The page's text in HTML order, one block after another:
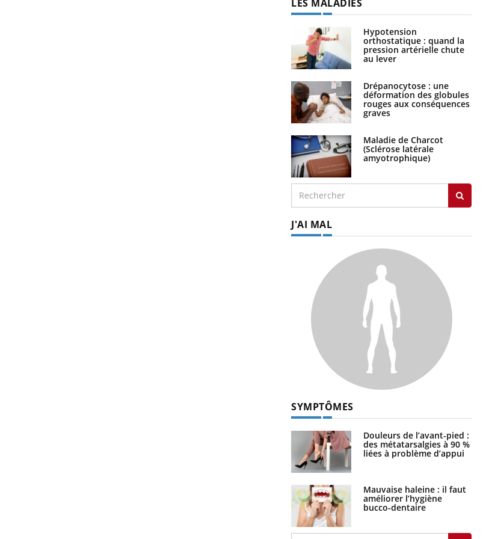
LES MALADIES
Hypotension
orthostatique : quand la
pression artérielle chute
au lever
Drépanocytose : une
déformation des globules
rouges aux conséquences
graves
Maladie de Charcot
(Sclérose latérale
amyotrophique)
J'AI MAL
SYMPTÔMES
Douleurs de l’avant-pied :
des métatarsalgies à 90 %
liées à problème d’appui
Mauvaise haleine : il faut
améliorer l’hygiène
bucco-dentaire